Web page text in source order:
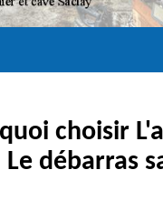
choisir
débarras